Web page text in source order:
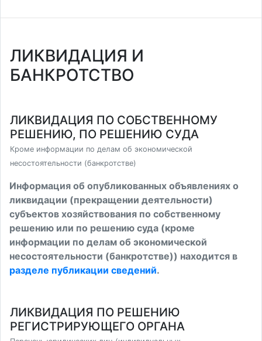
ЛИКВИДАЦИЯ И
БАНКРОТСТВО
ЛИКВИДАЦИЯ ПО СОБСТВЕННОМУ
РЕШЕНИЮ, ПО РЕШЕНИЮ СУДА
Кроме информации по делам об экономической
несостоятельности (банкротстве)
Информация об опубликованных объявлениях о
ликвидации (прекращении деятельности)
субъектов хозяйствования по собственному
решению или по решению суда (кроме
информации по делам об экономической
несостоятельности (банкротстве)) находится в
разделе публикации сведений.
ЛИКВИДАЦИЯ ПО РЕШЕНИЮ
РЕГИСТРИРУЮЩЕГО ОРГАНА